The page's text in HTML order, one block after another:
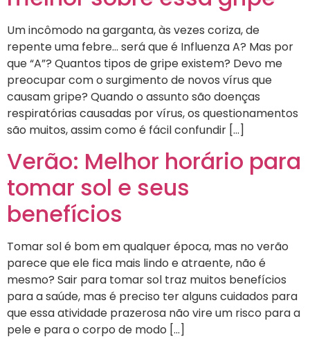
Um incômodo na garganta, às vezes coriza, de
repente uma febre… será que é Influenza A? Mas por
que “A”? Quantos tipos de gripe existem? Devo me
preocupar com o surgimento de novos vírus que
causam gripe? Quando o assunto são doenças
respiratórias causadas por vírus, os questionamentos
são muitos, assim como é fácil confundir […]
Verão: Melhor horário para
tomar sol e seus
benefícios
Tomar sol é bom em qualquer época, mas no verão
parece que ele fica mais lindo e atraente, não é
mesmo? Sair para tomar sol traz muitos benefícios
para a saúde, mas é preciso ter alguns cuidados para
que essa atividade prazerosa não vire um risco para a
pele e para o corpo de modo […]